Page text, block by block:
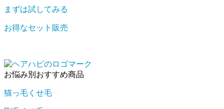
まずは試してみる
お得なセット販売
お悩み別おすすめ商品
猫っ毛くせ毛